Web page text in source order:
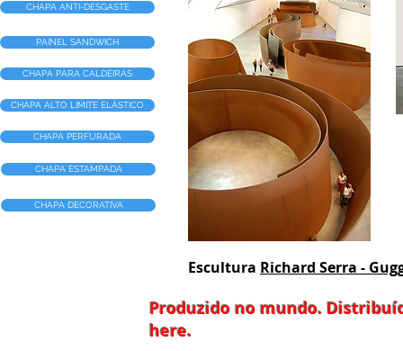
CHAPA ANTI-DESGASTE
PAINEL SANDWICH
CHAPA PARA CALDEIRAS
CHAPA ALTO LIMITE ELÁSTICO
CHAPA PERFURADA
CHAPA ESTAMPADA
CHAPA DECORATIVA
Escultura Richard Serra -
Produzido no mundo.
here.